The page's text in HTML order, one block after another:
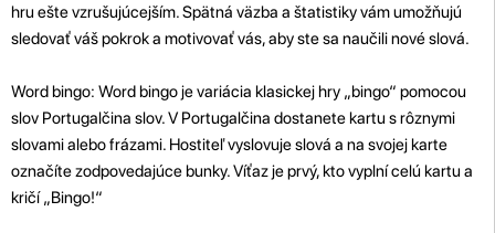
hru ešte vzrušujúcejším. Spätná väzba a štatistiky vám umožňujú
sledovať váš pokrok a motivovať vás, aby ste sa naučili nové slová.
Word bingo: Word bingo je variácia klasickej hry „bingo“ pomocou
slov Portugalčina slov. V Portugalčina dostanete kartu s rôznymi
slovami alebo frázami. Hostiteľ vyslovuje slová a na svojej karte
označíte zodpovedajúce bunky. Víťaz je prvý, kto vyplní celú kartu a
kričí „Bingo!“